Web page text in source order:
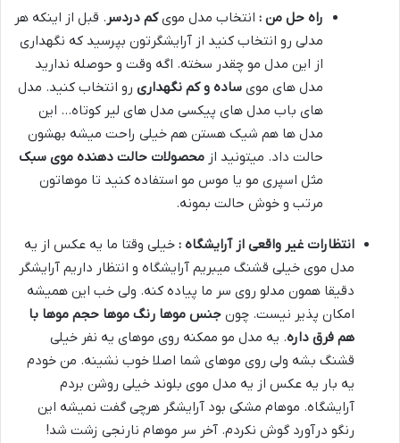
راه حل من : انتخاب مدل مویکم دردسر . قبل از اینکه هر
مدلی رو انتخاب کنید از آرایشگرتون بپرسید که نگهداری
از این مدل مو چقدر سخته. اگه وقت و حوصله ندارید
مدل های موی ساده و کم نگهداری رو انتخاب کنید. مدل
های باب مدل های پیکسی مدل های لیر کوتاه… این
مدل ها هم شیک هستن هم خیلی راحت میشه بهشون
حالت داد. میتونید از محصولات حالت دهنده موی سبک
مثل اسپری مو یا موس مو استفاده کنید تا موهاتون
مرتب و خوش حالت بمونه.
انتظارات غیر واقعی از آرایشگاه : خیلی وقتا ما یه عکس از یه
مدل موی خیلی قشنگ میبریم آرایشگاه و انتظار داریم آرایشگر
دقیقا همون مدلو روی سر ما پیاده کنه. ولی خب این همیشه
امکان پذیر نیست. چون جنس موها رنگ موها حجم موها با
هم فرق داره. یه مدل مو ممکنه روی موهای یه نفر خیلی
قشنگ بشه ولی روی موهای شما اصلا خوب نشینه. من خودم
یه بار یه عکس از یه مدل موی بلوند خیلی روشن بردم
آرایشگاه. موهام مشکی بود آرایشگر هرچی گفت نمیشه این
رنگو درآورد گوش نکردم. آخر سر موهام نارنجی زشت شد!